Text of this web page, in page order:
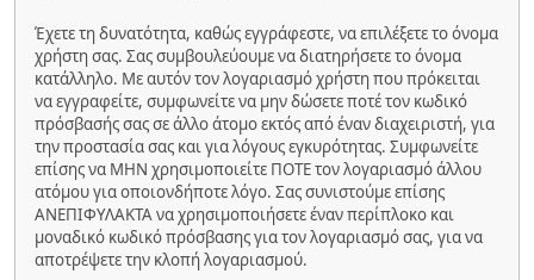
Έχετε τη δυνατότητα, καθώς εγγράφεστε, να επιλέξετε το όνομα
χρήστη σας. Σας συμβουλεύουμε να διατηρήσετε το όνομα
κατάλληλο. Με αυτόν τον λογαριασμό χρήστη που πρόκειται
να εγγραφείτε, συμφωνείτε να μην δώσετε ποτέ τον κωδικό
πρόσβασής σας σε άλλο άτομο εκτός από έναν διαχειριστή, για
την προστασία σας και για λόγους εγκυρότητας. Συμφωνείτε
επίσης να ΜΗΝ χρησιμοποιείτε ΠΟΤΕ τον λογαριασμό άλλου
ατόμου για οποιονδήποτε λόγο. Σας συνιστούμε επίσης
ΑΝΕΠΙΦΥΛΑΚΤΑ να χρησιμοποιήσετε έναν περίπλοκο και
μοναδικό κωδικό πρόσβασης για τον λογαριασμό σας, για να
αποτρέψετε την κλοπή λογαριασμού.